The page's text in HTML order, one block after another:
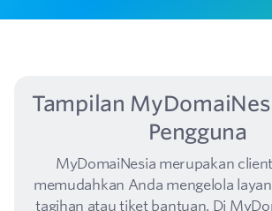
Tampilan
Pengguna
MyDomaiNesia merupakan
memudahkan Anda mengelola
tagihan atau tiket bantuan. Di